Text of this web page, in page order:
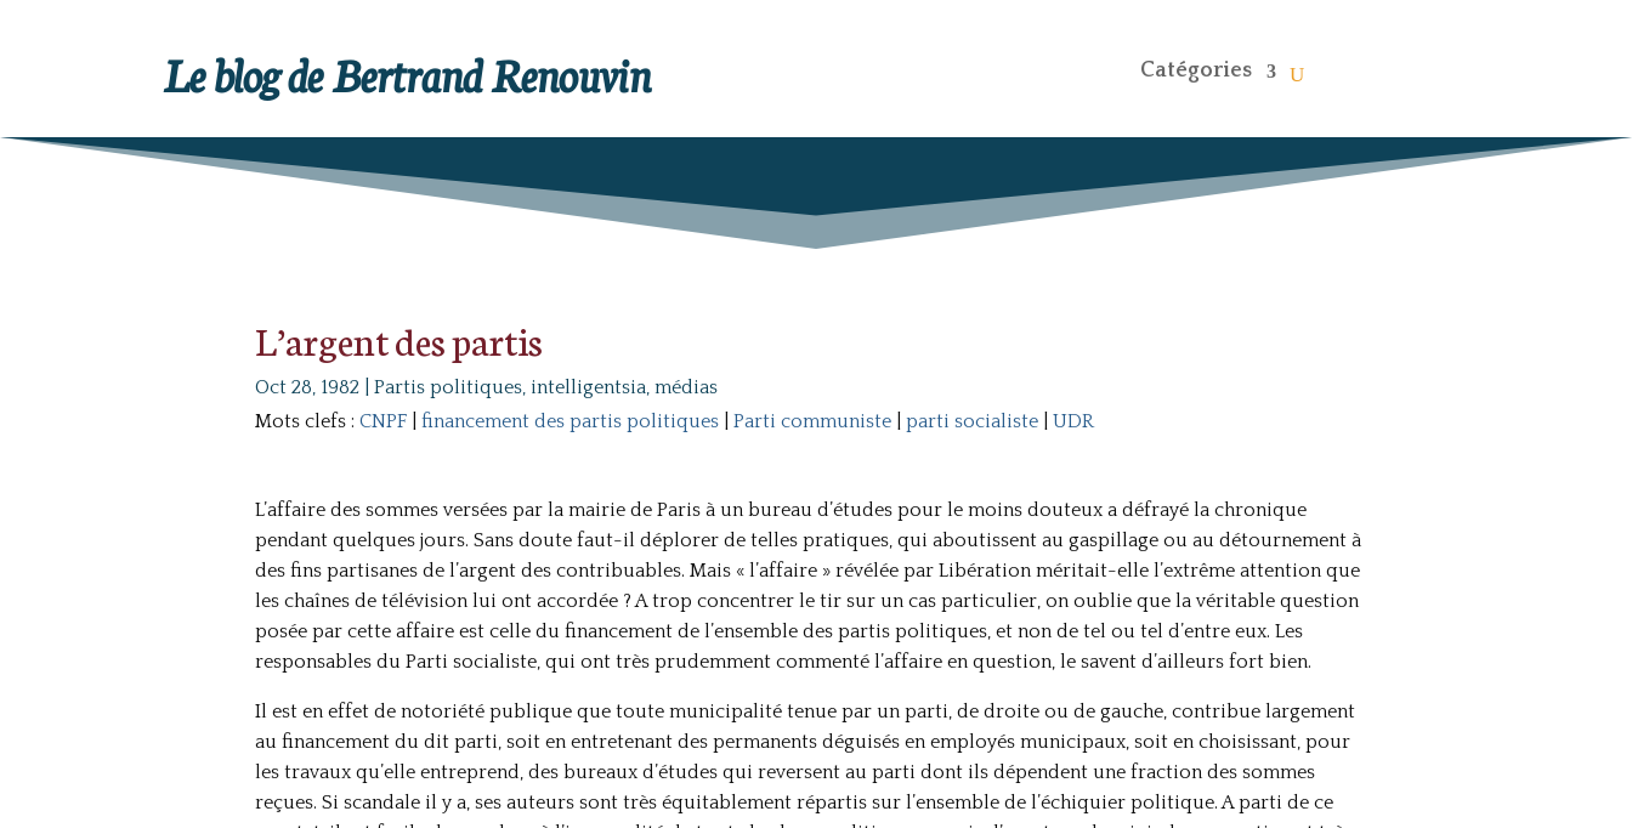
Le blog de Bertrand Renouvin Catégories
L’argent des partis
Oct 28, 1982| Partis politiques, intelligentsia, médias
Mots clefs : CNPF| financement des partis politiques| Parti communiste| parti socialiste| UDR
L’affaire des sommes versées par la mairie de Paris à un bureau d’études pour le moins douteux a défrayé la chronique
pendant quelques jours. Sans doute faut-il déplorer de telles pratiques, qui aboutissent au gaspillage ou au détournement à
des fins partisanes de l’argent des contribuables. Mais « l’affaire » révélée par Libération méritait-elle l’extrême attention que
les chaînes de télévision lui ont accordée ? A trop concentrer le tir sur un cas particulier, on oublie que la véritable question
posée par cette affaire est celle du financement de l’ensemble des partis politiques, et non de tel ou tel d’entre eux. Les
responsables du Parti socialiste, qui ont très prudemment commenté l’affaire en question, le savent d’ailleurs fort bien.
Il est en effet de notoriété publique que toute municipalité tenue par un parti, de droite ou de gauche, contribue largement
au financement du dit parti, soit en entretenant des permanents déguisés en employés municipaux, soit en choisissant, pour
les travaux qu’elle entreprend, des bureaux d’études qui reversent au parti dont ils dépendent une fraction des sommes
reçues. Si scandale il y a, ses auteurs sont très équitablement répartis sur l’ensemble de l’échiquier politique. A parti de ce